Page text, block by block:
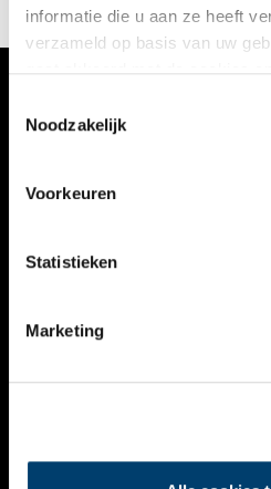
informatie die u aan ze heeft
verzameld op basis van uw
Noodzakelijk
Voorkeuren
Statistieken
Marketing
VERHALEN
KALENDER
THEMA’S
VIDEO’S
CONTACT